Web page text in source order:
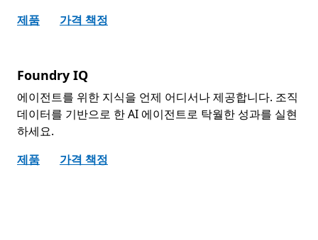
제품
가격 책정
Foundry IQ
에이전트를 위한 지식을 언제 어디서나 제공합니다. 조직
데이터를 기반으로 한 AI 에이전트로 탁월한 성과를 실현
하세요.
제품
가격 책정